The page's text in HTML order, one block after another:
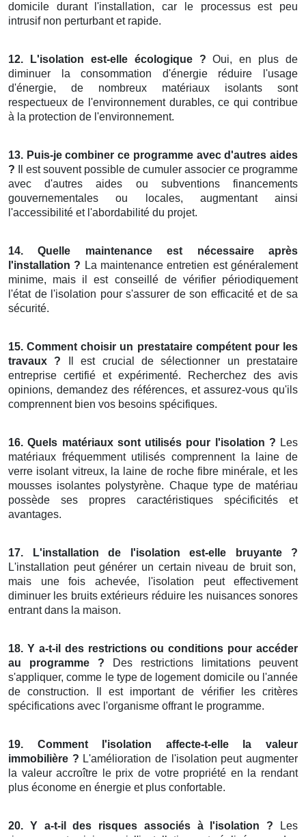
domicile durant l'installation, car le processus est peu
intrusif non perturbant et rapide.
12. L'isolation est-elle écologique ? Oui, en plus de
diminuer la consommation d'énergie réduire l'usage
d'énergie, de nombreux matériaux isolants sont
respectueux de l'environnement durables, ce qui contribue
à la protection de l'environnement.
13. Puis-je combiner ce programme avec d'autres aides
? Il est souvent possible de cumuler associer ce programme
avec d'autres aides ou subventions financements
gouvernementales ou locales, augmentant ainsi
l'accessibilité et l'abordabilité du projet.
14. Quelle maintenance est nécessaire après
l'installation ? La maintenance entretien est généralement
minime, mais il est conseillé de vérifier périodiquement
l'état de l'isolation pour s'assurer de son efficacité et de sa
sécurité.
15. Comment choisir un prestataire compétent pour les
travaux ? Il est crucial de sélectionner un prestataire
entreprise certifié et expérimenté. Recherchez des avis
opinions, demandez des références, et assurez-vous qu'ils
comprennent bien vos besoins spécifiques.
16. Quels matériaux sont utilisés pour l'isolation ? Les
matériaux fréquemment utilisés comprennent la laine de
verre isolant vitreux, la laine de roche fibre minérale, et les
mousses isolantes polystyrène. Chaque type de matériau
possède ses propres caractéristiques spécificités et
avantages.
17. L'installation de l'isolation est-elle bruyante ?
L'installation peut générer un certain niveau de bruit son,
mais une fois achevée, l'isolation peut effectivement
diminuer les bruits extérieurs réduire les nuisances sonores
entrant dans la maison.
18. Y a-t-il des restrictions ou conditions pour accéder
au programme ? Des restrictions limitations peuvent
s'appliquer, comme le type de logement domicile ou l'année
de construction. Il est important de vérifier les critères
spécifications avec l'organisme offrant le programme.
19. Comment l'isolation affecte-t-elle la valeur
immobilière ? L'amélioration de l'isolation peut augmenter
la valeur accroître le prix de votre propriété en la rendant
plus économe en énergie et plus confortable.
20. Y a-t-il des risques associés à l'isolation ? Les